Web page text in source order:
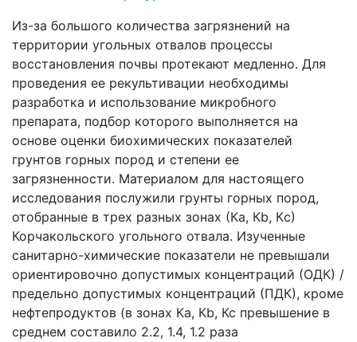
Из-за большого количества загрязнений на
территории угольных отвалов процессы
восстановления почвы протекают медленно. Для
проведения ее рекультивации необходимы
разработка и использование микробного
препарата, подбор которого выполняется на
основе оценки биохимических показателей
грунтов горных пород и степени ее
загрязненности. Материалом для настоящего
исследования послужили грунты горных пород,
отобранные в трех разных зонах (Ка, Кb, Кc)
Корчакольского угольного отвала. Изученные
санитарно-химические показатели не превышали
ориентировочно допустимых концентраций (ОДК) /
предельно допустимых концентраций (ПДК), кроме
нефтепродуктов (в зонах Ка, Кb, Кс превышение в
среднем составило 2.2, 1.4, 1.2 раза